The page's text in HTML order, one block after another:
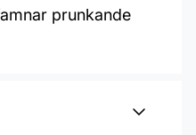
prunkande